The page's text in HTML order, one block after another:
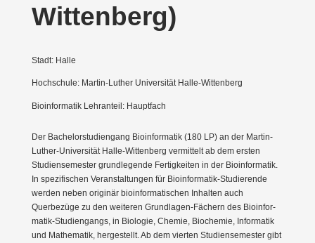
Wittenberg)
Stadt: Halle
Hochschule: Martin-Luther Universität Halle-Wittenberg
Bioinformatik Lehranteil: Hauptfach
Der Bache­lor­stu­di­engang Bioin­for­matik (180 LP) an der Martin-
Luther-Univer­sität Halle-Wittenberg vermittelt ab dem ersten
Studi­en­se­mester grund­le­gende Fertig­keiten in der Bioin­for­matik.
In spezi­fi­schen Veran­stal­tungen für Bioin­for­matik-Studie­rende
werden neben originär bioin­for­ma­ti­schen Inhalten auch
Querbezüge zu den weiteren Grund­lagen-Fächern des Bioin­for­
matik-Studi­en­gangs, in Biologie, Chemie, Biochemie, Infor­matik
und Mathe­matik, herge­stellt. Ab dem vierten Studi­en­se­mester gibt